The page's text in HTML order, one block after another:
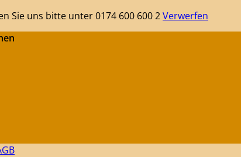
Sie uns bitte unter 0174 600 600 2Verwerfen